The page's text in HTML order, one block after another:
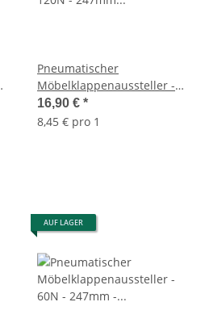
Pneumatischer
Möbelklappenaussteller -
120N - 247mm - 2er Set
16,90 € *
8,45 € pro 1
AUF LAGER